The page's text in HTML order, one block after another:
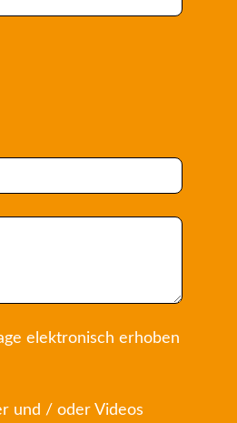
elektronisch erhoben
und / oder Videos